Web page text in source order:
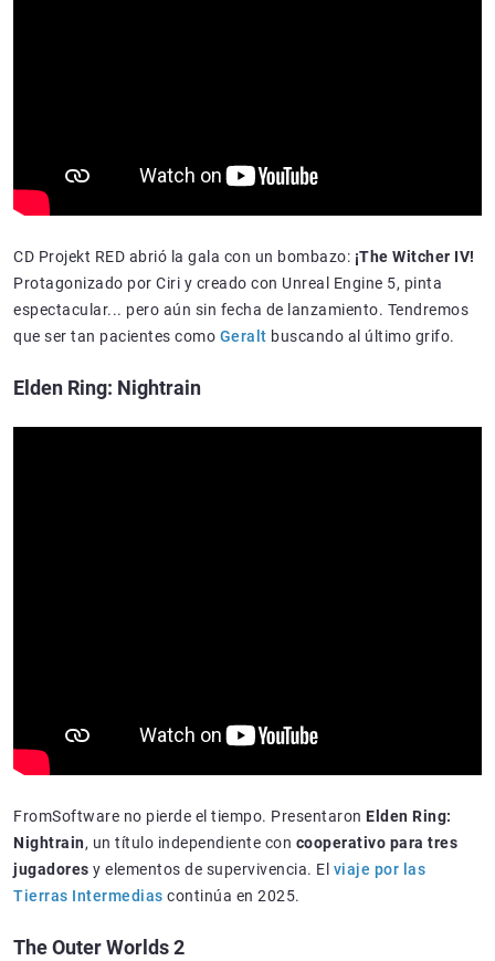
CD Projekt RED abrió la gala con un bombazo: ¡The Witcher IV!
Protagonizado por Ciri y creado con Unreal Engine 5, pinta
espectacular... pero aún sin fecha de lanzamiento. Tendremos
que ser tan pacientes como Geralt buscando al último grifo.
Elden Ring: Nightrain
FromSoftware no pierde el tiempo. Presentaron Elden Ring:
Nightrain, un título independiente con cooperativo para tres
jugadores y elementos de supervivencia. El viaje por las
Tierras Intermedias continúa en 2025.
The Outer Worlds 2